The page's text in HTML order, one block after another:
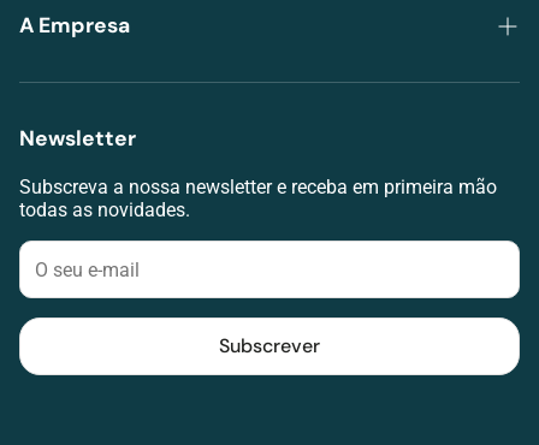
Trocas e Devoluções
RAL
Livro de Reclamações
Klarna
A Empresa
Grupo Lojas da Visão
Lojas
Contacte-nos
Blog
Newsletter
Subscreva a nossa newsletter e receba em primeira mão
todas as novidades.
Subscrever